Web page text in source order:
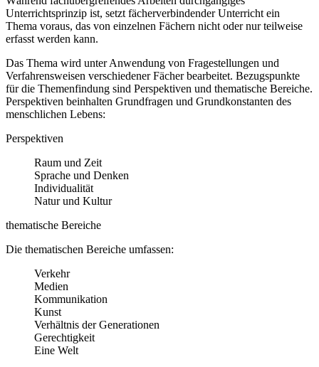
Unterrichtsprinzip ist, setzt fächerverbindender Unterricht ein
Thema voraus, das von einzelnen Fächern nicht oder nur teilweise
erfasst werden kann.
Das Thema wird unter Anwendung von Fragestellungen und
Verfahrensweisen verschiedener Fächer bearbeitet. Bezugspunkte
für die Themenfindung sind Perspektiven und thematische Bereiche.
Perspektiven beinhalten Grundfragen und Grundkonstanten des
menschlichen Lebens:
Perspektiven
Raum und Zeit
Sprache und Denken
Individualität
Natur und Kultur
thematische Bereiche
Die thematischen Bereiche umfassen:
Verkehr
Medien
Kommunikation
Kunst
Verhältnis der Generationen
Gerechtigkeit
Eine Welt